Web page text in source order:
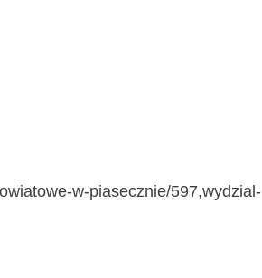
w-piasecznie/597,wydzial-